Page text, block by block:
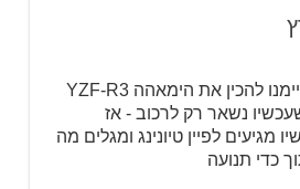
חשבנו שסיימנו להכין את הימאהה YZF-R3
נשאר רק לרכוב - אז
מגיעים לפיין טיונינג ומגלים מה
כדי תנועה